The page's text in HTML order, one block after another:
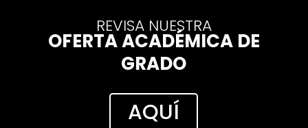
REVISA NUESTRA
OFERTA ACADÉMICA DE
GRADO
AQUÍ